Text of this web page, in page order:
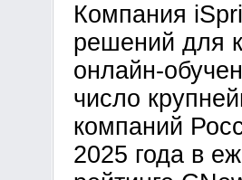
Компания
решений для
онлайн-
число
компаний
2025 года в